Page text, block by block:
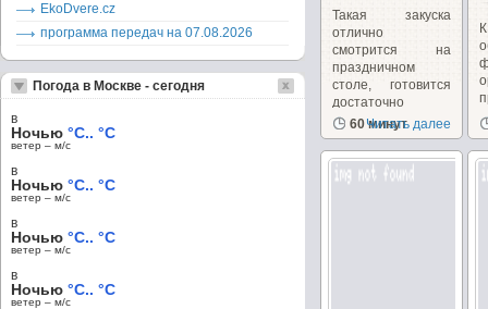
Такая закуска
отлично
смотрится на
праздничном
столе, готовится
достаточно
просто...
60 минут
Читать далее
EkoDvere.cz
программа передач на 07.08.2026
Погода в Москве - сегодня
в
Ночью °C.. °C
ветер – м/c
в
Ночью °C.. °C
ветер – м/c
в
Ночью °C.. °C
ветер – м/c
в
Ночью °C.. °C
ветер – м/c